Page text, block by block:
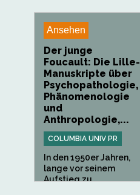
Ansehen
Der junge
Foucault: Die Lille-
Manuskripte über
Psychopathologie,
Phänomenologie
und
Anthropologie,...
COLUMBIA UNIV PR
In den 1950er Jahren,
lange vor seinem
Aufstieg zu...